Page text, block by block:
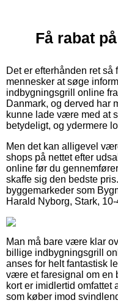
Få rabat
Det er efterhånden ret
mennesker at søge
indbygningsgrill online
Danmark, og derved har
kunne lade være med at
betydeligt, og ydermere
Men det kan alligevel
shops på nettet efter
online før du
skaffe sig den bedste
byggemarkeder som
Harald Nyborg, Stark,
Man må bare være klar
billige indbygningsgrill
anses for helt fantastisk
være et faresignal om en
kort er imidlertid
som køber imod